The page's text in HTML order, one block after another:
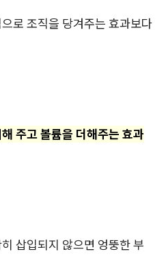
로 조직을 당겨주는 효과보다
주고 볼륨을 더해주는 효과
삽입되지 않으면 엉뚱한 부